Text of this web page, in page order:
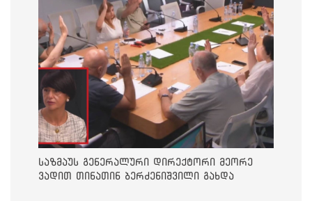
საზმაუს გენერალური დირექტორი მეორე
ვადით თინათინ ბერძენიშვილი გახდა